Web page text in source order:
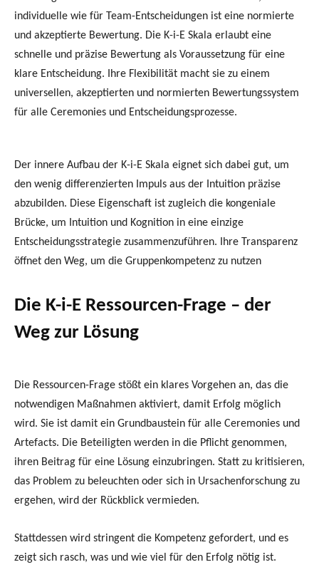
individuelle wie für Team-Entscheidungen ist eine normierte
und akzeptierte Bewertung. Die K-i-E Skala erlaubt eine
schnelle und präzise Bewertung als Voraussetzung für eine
klare Entscheidung. Ihre Flexibilität macht sie zu einem
universellen, akzeptierten und normierten Bewertungssystem
für alle Ceremonies und Entscheidungsprozesse.
Der innere Aufbau der K-i-E Skala eignet sich dabei gut, um
den wenig differenzierten Impuls aus der Intuition präzise
abzubilden. Diese Eigenschaft ist zugleich die kongeniale
Brücke, um Intuition und Kognition in eine einzige
Entscheidungsstrategie zusammenzuführen. Ihre Transparenz
öffnet den Weg, um die Gruppenkompetenz zu nutzen
Die K-i-E Ressourcen-Frage – der
Weg zur Lösung
Die Ressourcen-Frage stößt ein klares Vorgehen an, das die
notwendigen Maßnahmen aktiviert, damit Erfolg möglich
wird. Sie ist damit ein Grundbaustein für alle Ceremonies und
Artefacts. Die Beteiligten werden in die Pflicht genommen,
ihren Beitrag für eine Lösung einzubringen. Statt zu kritisieren,
das Problem zu beleuchten oder sich in Ursachenforschung zu
ergehen, wird der Rückblick vermieden.
Stattdessen wird stringent die Kompetenz gefordert, und es
zeigt sich rasch, was und wie viel für den Erfolg nötig ist.